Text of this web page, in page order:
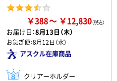
￥388 ￥12,830
お届け日：8月13日（木）
お急ぎ便：8月12日（水）
アスクル在庫商品
クリアーホルダー